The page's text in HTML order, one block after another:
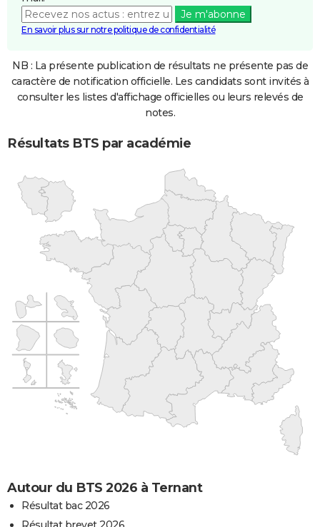
Je m'abonne
En savoir plus sur notre politique de confidentialité
NB : La présente publication de résultats ne présente pas de
caractère de notification officielle. Les candidats sont invités à
consulter les listes d'affichage officielles ou leurs relevés de
notes.
Résultats BTS par académie
Autour du BTS 2026 à Ternant
Résultat bac 2026